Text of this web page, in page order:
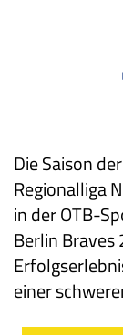
Die Saison
Regionalliga
in der OTB-
Berlin
einer